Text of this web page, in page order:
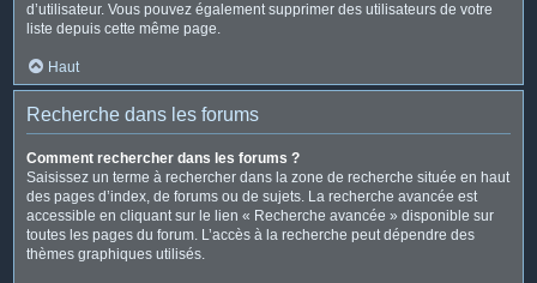
d’utilisateur. Vous pouvez également supprimer des utilisateurs de votre
liste depuis cette même page.
Haut
Recherche dans les forums
Comment rechercher dans les forums ?
Saisissez un terme à rechercher dans la zone de recherche située en haut
des pages d’index, de forums ou de sujets. La recherche avancée est
accessible en cliquant sur le lien « Recherche avancée » disponible sur
toutes les pages du forum. L’accès à la recherche peut dépendre des
thèmes graphiques utilisés.